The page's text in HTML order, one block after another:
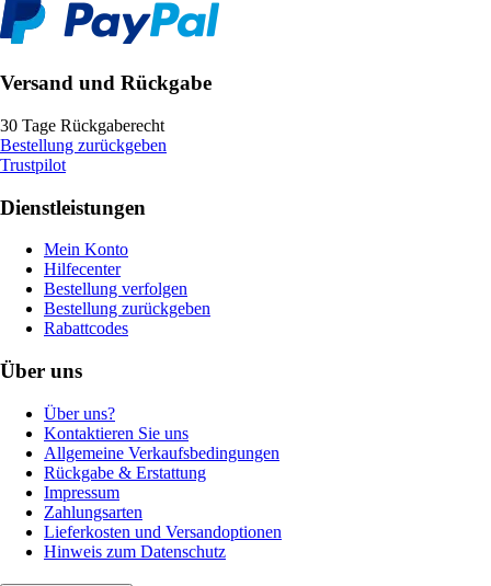
Versand und Rückgabe
30 Tage Rückgaberecht
Bestellung zurückgeben
Trustpilot
Dienstleistungen
Mein Konto
Hilfecenter
Bestellung verfolgen
Bestellung zurückgeben
Rabattcodes
Über uns
Über uns?
Kontaktieren Sie uns
Allgemeine Verkaufsbedingungen
Rückgabe & Erstattung
Impressum
Zahlungsarten
Lieferkosten und Versandoptionen
Hinweis zum Datenschutz